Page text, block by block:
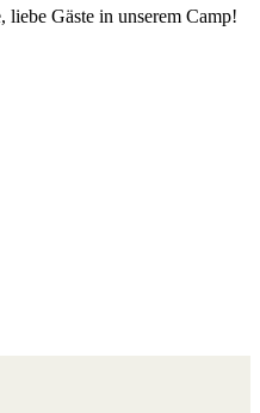
Gäste in unserem Camp!